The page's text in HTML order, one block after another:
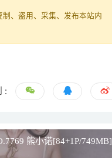
、盗用、采集、发布本站内
:
熊小诺[84+1P/749MB]